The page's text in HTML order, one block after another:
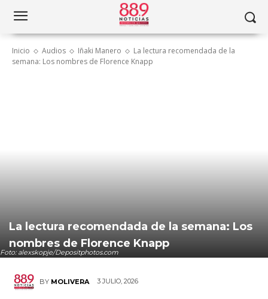
Inicio Audios Iñaki Manero
La lectura recomendada de la
semana: Los nombres de Florence Knapp
Foto: alexskopje/Depositphotos.com
La lectura recomendada de la semana: Los
nombres de Florence Knapp
BY MOLIVERA 3 JULIO, 2026